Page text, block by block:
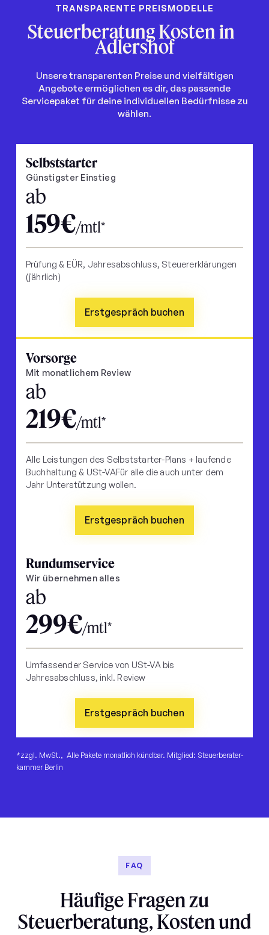
TRANSPARENTE PREISMODELLE
Steuerberatung Kosten in
Adlershof
Unsere transparenten Preise und vielfältigen
Angebote ermöglichen es dir, das passende
Servicepaket für deine individuellen Bedürfnisse zu
wählen.
Selbststarter
Günstigster Einstieg
ab
159€/mtl*
Prüfung & EÜR, Jahresabschluss, Steuererklärungen
(jährlich)
Erstgespräch buchen
Vorsorge
Mit monatlichem Review
ab
219€/mtl*
Alle Leistungen des Selbststarter-Plans + laufende
Buchhaltung & USt-VAFür alle die auch unter dem
Jahr Unterstützung wollen.
Erstgespräch buchen
Rundumservice
Wir übernehmen alles
ab
299€/mtl*
Umfassender Service von USt-VA bis
Jahresabschluss, inkl. Review
Erstgespräch buchen
*zzgl. MwSt., Alle Pakete monatlich kündbar. Mitglied: Steuerberater­
kammer Berlin
FAQ
Häufige Fragen zu
Steuerberatung, Kosten und